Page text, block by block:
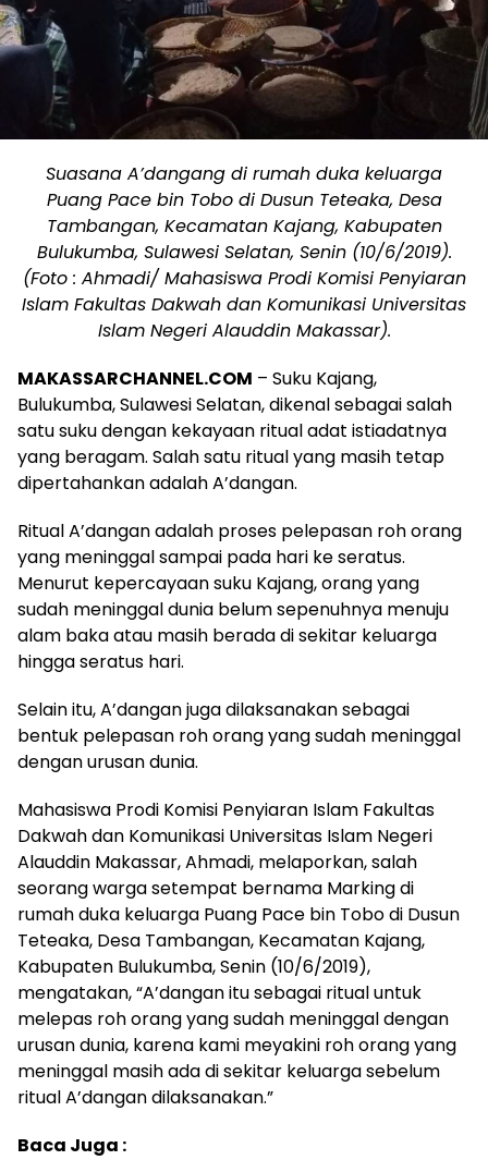
Suasana A’dangang di rumah duka keluarga
Puang Pace bin Tobo di Dusun Teteaka, Desa
Tambangan, Kecamatan Kajang, Kabupaten
Bulukumba, Sulawesi Selatan, Senin (10/6/2019).
(Foto : Ahmadi/ Mahasiswa Prodi Komisi Penyiaran
Islam Fakultas Dakwah dan Komunikasi Universitas
Islam Negeri Alauddin Makassar).
MAKASSARCHANNEL.COM – Suku Kajang,
Bulukumba, Sulawesi Selatan, dikenal sebagai salah
satu suku dengan kekayaan ritual adat istiadatnya
yang beragam. Salah satu ritual yang masih tetap
dipertahankan adalah A’dangan.
Ritual A’dangan adalah proses pelepasan roh orang
yang meninggal sampai pada hari ke seratus.
Menurut kepercayaan suku Kajang, orang yang
sudah meninggal dunia belum sepenuhnya menuju
alam baka atau masih berada di sekitar keluarga
hingga seratus hari.
Selain itu, A’dangan juga dilaksanakan sebagai
bentuk pelepasan roh orang yang sudah meninggal
dengan urusan dunia.
Mahasiswa Prodi Komisi Penyiaran Islam Fakultas
Dakwah dan Komunikasi Universitas Islam Negeri
Alauddin Makassar, Ahmadi, melaporkan, salah
seorang warga setempat bernama Marking di
rumah duka keluarga Puang Pace bin Tobo di Dusun
Teteaka, Desa Tambangan, Kecamatan Kajang,
Kabupaten Bulukumba, Senin (10/6/2019),
mengatakan, “A’dangan itu sebagai ritual untuk
melepas roh orang yang sudah meninggal dengan
urusan dunia, karena kami meyakini roh orang yang
meninggal masih ada di sekitar keluarga sebelum
ritual A’dangan dilaksanakan.”
Baca Juga :